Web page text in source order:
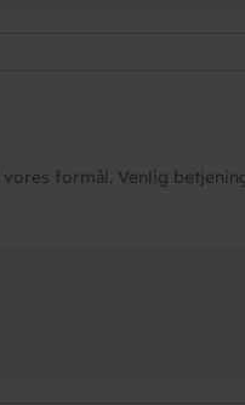
formål. Venlig